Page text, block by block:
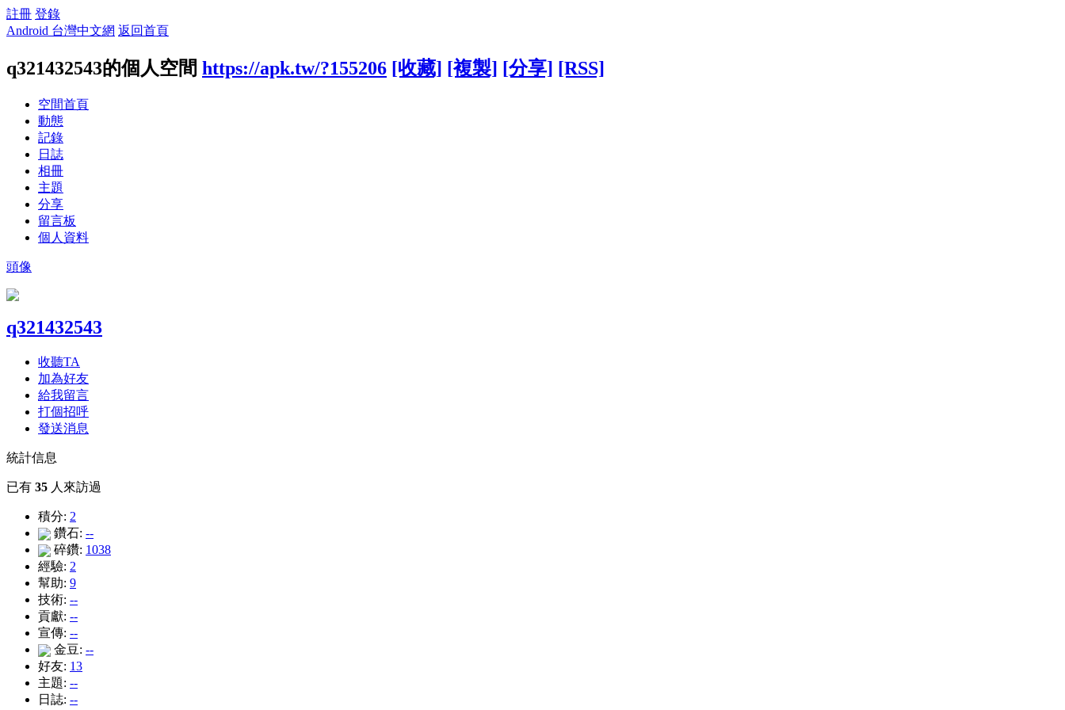
註冊 登錄
Android 台灣中文網 返回首頁
q321432543的個人空間 https://apk.tw/?155206 [收藏] [複製] [分享] [RSS]
空間首頁
動態
記錄
日誌
相冊
主題
分享
留言板
個人資料
頭像
q321432543
收聽TA
加為好友
給我留言
打個招呼
發送消息
統計信息
已有 35 人來訪過
積分: 2
鑽石: --
碎鑽: 1038
經驗: 2
幫助: 9
技術: --
貢獻: --
宣傳: --
金豆: --
好友: 13
主題: --
日誌: --